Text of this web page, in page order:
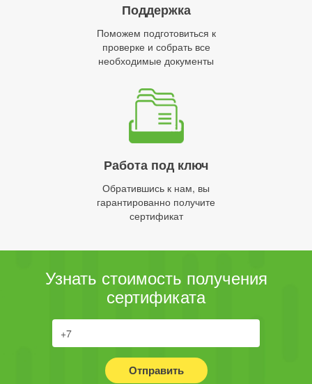
Поддержка
Поможем подготовиться к
проверке и собрать все
необходимые документы
Работа под ключ
Обратившись к нам, вы
гарантированно получите
сертификат
Узнать стоимость получения
сертификата
Отправить